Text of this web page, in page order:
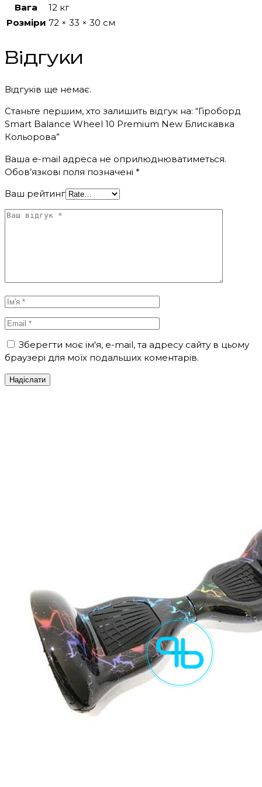
Вага
12 кг
Розміри 72 × 33 × 30 см
Відгуки
Відгуків ще немає.
Станьте першим, хто залишить відгук на: “Гіроборд
Smart Balance Wheel 10 Premium New Блискавка
Кольорова”
Ваша e-mail адреса не оприлюднюватиметься.
Обов’язкові поля позначені *
Ваш рейтинг
Зберегти моє ім'я, e-mail, та адресу сайту в цьому
браузері для моїх подальших коментарів.